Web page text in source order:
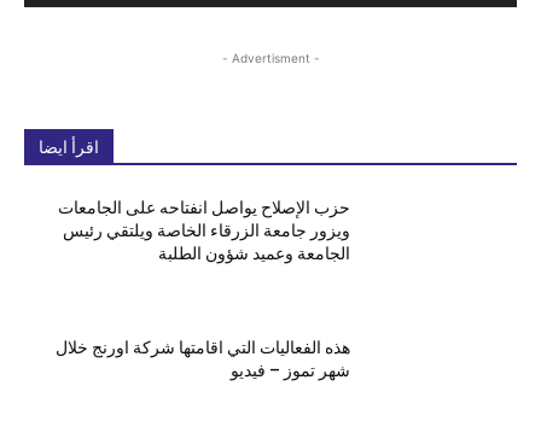
- Advertisment -
اقرأ ايضا
حزب الإصلاح يواصل انفتاحه على الجامعات
ويزور جامعة الزرقاء الخاصة ويلتقي رئيس
الجامعة وعميد شؤون الطلبة
هذه الفعاليات التي اقامتها شركة اورنج خلال
شهر تموز – فيديو